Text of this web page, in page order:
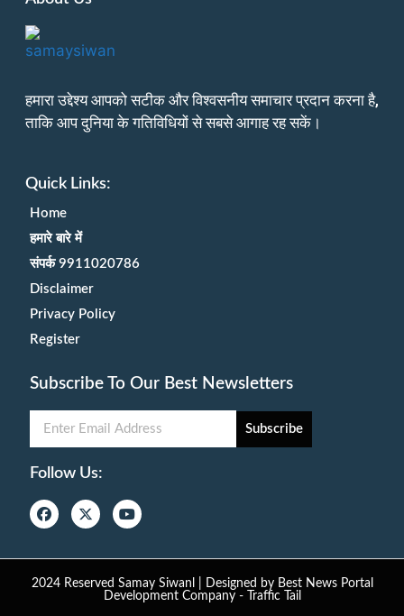
हमारा उद्देश्य आपको सटीक और विश्वसनीय समाचार प्रदान करना है,
ताकि आप दुनिया के गतिविधियों से सबसे आगाह रह सकें।
Quick Links:
Home
हमारे बारे में
संपर्क 9911020786
Disclaimer
Privacy Policy
Register
Subscribe To Our Best Newsletters
Subscribe
Follow Us:
2024 Reserved Samay Siwanl | Designed by Best News Portal
Development Company- Traffic Tail